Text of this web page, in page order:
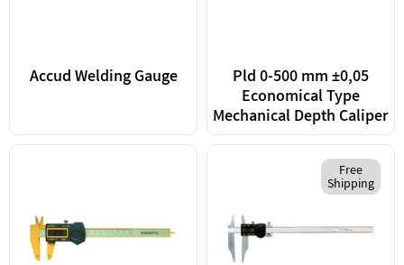
Accud Welding Gauge
Pld 0-500 mm ±0,05
Economical Type
Mechanical Depth Caliper
Free
Shipping